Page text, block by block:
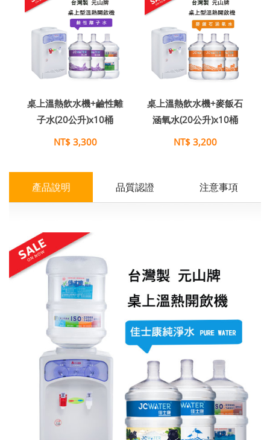
桌上溫熱飲水機+鹼性離
子水(20公升)x10桶
NT$ 3,300
桌上溫熱飲水機+麥飯石
涵氧水(20公升)x10桶
NT$ 3,200
產品說明 品質認證 注意事項